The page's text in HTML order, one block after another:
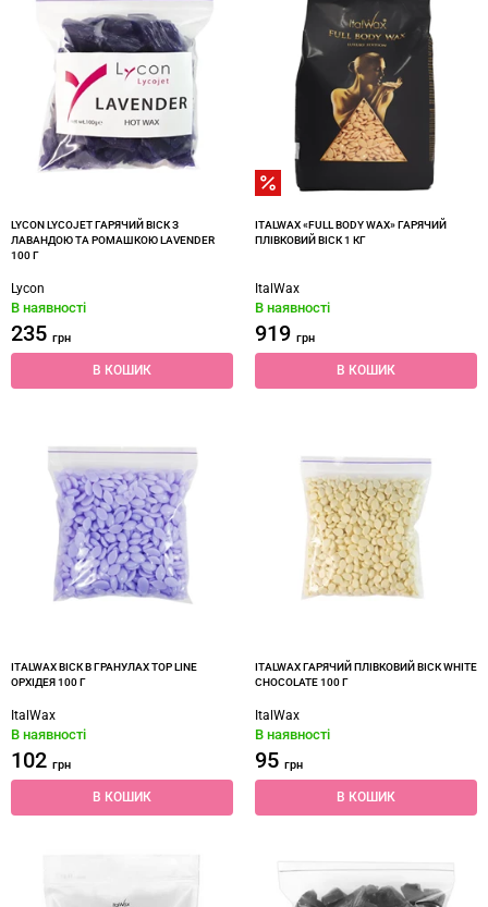
LYCON LYCOJET ГАРЯЧИЙ ВІСК З
ЛАВАНДОЮ ТА РОМАШКОЮ LAVENDER
100 Г
Lycon
В наявності
235 грн
В КОШИК
ITALWAX «‎FULL BODY WAX»‎ ГАРЯЧИЙ
ПЛІВКОВИЙ ВІСК 1 КГ
ItalWax
В наявності
919 грн
В КОШИК
ITALWAX ВІСК В ГРАНУЛАХ TOP LINE
ОРХІДЕЯ 100 Г
ItalWax
В наявності
102 грн
В КОШИК
ITALWAX ГАРЯЧИЙ ПЛІВКОВИЙ ВІСК WHITE
CHOCOLATE 100 Г
ItalWax
В наявності
95 грн
В КОШИК